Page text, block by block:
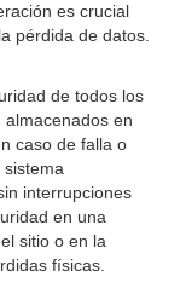
es crucial
pérdida de datos.
de todos los
en
caso de falla o
interrupciones
en una
sitio o en la
físicas.